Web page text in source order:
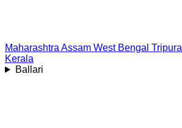
Maharashtra Assam West Bengal Tripura
Kerala
Ballari